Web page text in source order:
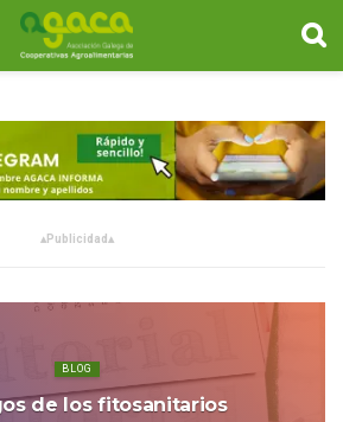
▴Publicidad ▴
BLOG
de los fitosanitarios